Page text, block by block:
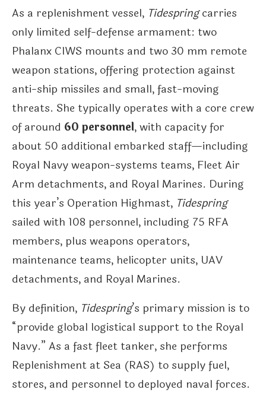
As a replenishment vessel, Tidespringcarries
only limited self-defense armament: two
Phalanx CIWS mounts and two 30 mm remote
weapon stations, offering protection against
anti-ship missiles and small, fast-moving
threats. She typically operates with a core crew
of around 60 personnel, with capacity for
about 50 additional embarked staff—including
Royal Navy weapon-systems teams, Fleet Air
Arm detachments, and Royal Marines. During
this year’s Operation Highmast, Tidespring
sailed with 108 personnel, including 75 RFA
members, plus weapons operators,
maintenance teams, helicopter units, UAV
detachments, and Royal Marines.
By definition, Tidespring’s primary mission is to
“provide global logistical support to the Royal
Navy.” As a fast fleet tanker, she performs
Replenishment at Sea (RAS) to supply fuel,
stores, and personnel to deployed naval forces.